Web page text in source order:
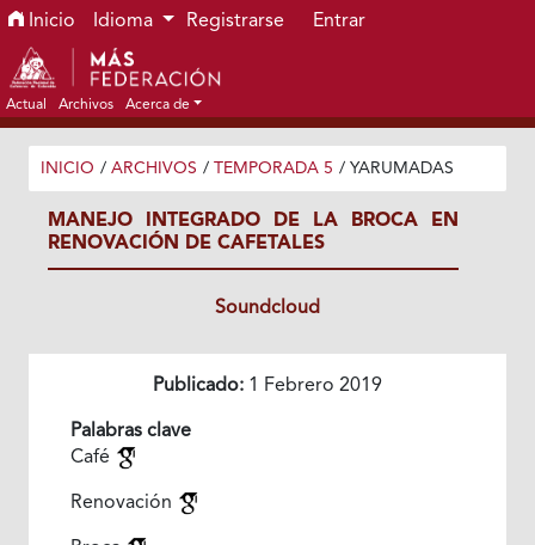
Ir al menú de navegación principal
Ir al contenido principal
Ir al pie de página del sitio
Inicio Idioma Registrarse Entrar
Actual Archivos Acerca de
INICIO / ARCHIVOS / TEMPORADA 5 / YARUMADAS
MANEJO INTEGRADO DE LA BROCA EN
RENOVACIÓN DE CAFETALES
Soundcloud
Publicado: 1 Febrero 2019
Palabras clave
Café
Renovación